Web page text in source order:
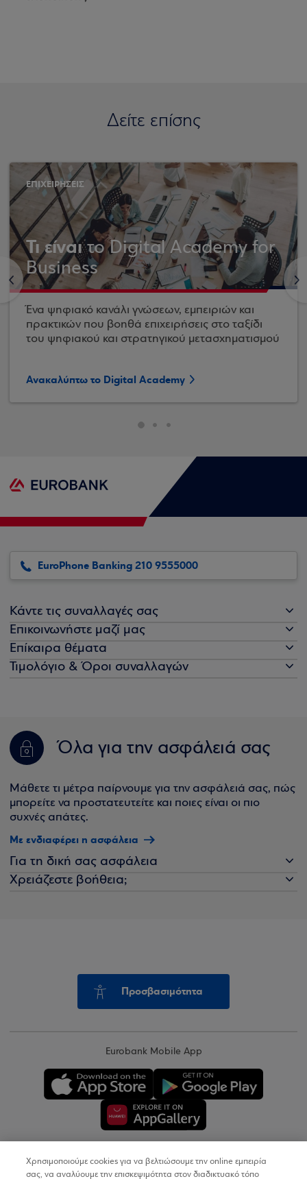
Δείτε επίσης
<
ΕΠΙΧΕΙΡΗΣΕΙΣ
Τι είναιτο Digital Academy for
Business
Ένα ψηφιακό κανάλι γνώσεων, εμπειριών και
πρακτικών που βοηθά επιχειρήσεις στο ταξίδι
του ψηφιακού και στρατηγικού μετασχηματισμού
Ανακαλύπτω το Digital Academy
>
EuroPhone Banking 210 9555000
Κάντε τις συναλλαγές σας
Επικοινωνήστε μαζί μας
Επίκαιρα θέματα
Τιμολόγιο & Όροι συναλλαγών
Όλα για την ασφάλειά σας
Μάθετε τι μέτρα παίρνουμε για την ασφάλειά σας, πώς
μπορείτε να προστατευτείτε και ποιες είναι οι πιο
συχνές απάτες.
Με ενδιαφέρει η ασφάλεια
Για τη δική σας ασφάλεια
Χρειάζεστε βοήθεια;
Προσβασιμότητα
Eurobank Mobile App
Copyright © 2026
Χρησιμοποιούμε cookies για να βελτιώσουμε την online εμπειρία
σας, να αναλύουμε την επισκεψιμότητα στον διαδικτυακό τόπο